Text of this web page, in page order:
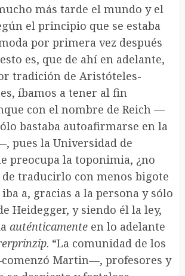
más tarde el mundo y el
el principio que se estaba
por primera vez después
es, que de ahí en adelante,
tradición de Aristóteles-
íbamos a tener al fin
con el nombre de Reich —
bastaba autoafirmarse en la
pues la Universidad de
preocupa la toponimia, ¿no
traducirlo con menos bigote
a, gracias a la persona y sólo
Heidegger, y siendo él la ley,
auténticamente en lo adelante
. “La comunidad de los
Martin—, profesores y